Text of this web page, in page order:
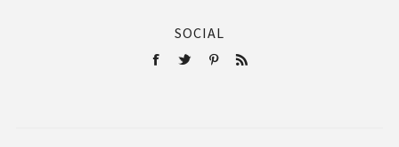
SOCIAL